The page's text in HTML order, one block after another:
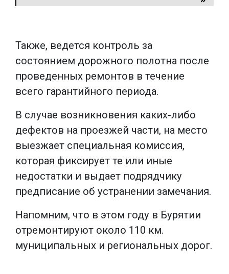
Также, ведется контроль за
состоянием дорожного полотна после
проведенных ремонтов в течение
всего гарантийного периода.
В случае возникновения каких-либо
дефектов на проезжей части, на место
выезжает специальная комиссия,
которая фиксирует те или иные
недостатки и выдает подрядчику
предписание об устранении замечания.
Напомним, что в этом году в Бурятии
отремонтируют около 110 км.
муниципальных и региональных дорог.